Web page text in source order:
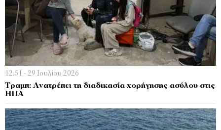
12:51 - 29 Ιουλίου 2026
Τραμπ: Ανατρέπει τη διαδικασία χορήγησης ασύλου στις
ΗΠΑ